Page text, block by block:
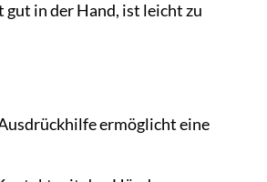
in der Hand, ist leicht zu
ermöglicht eine